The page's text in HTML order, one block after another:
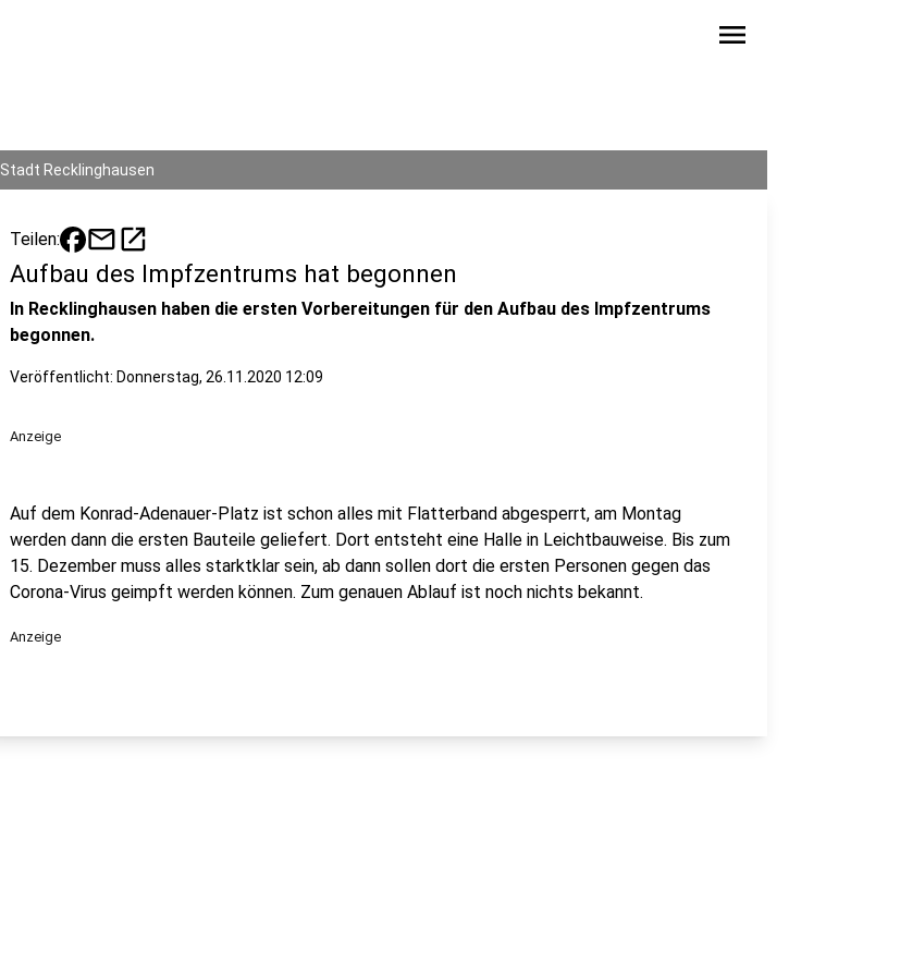
menu
Stadt Recklinghausen
Teilen: mailopen_in_new
Aufbau des Impfzentrums hat begonnen
In Recklinghausen haben die ersten Vorbereitungen für den Aufbau des Impfzentrums
begonnen.
Veröffentlicht: Donnerstag, 26.11.2020 12:09
Anzeige
Auf dem Konrad-Adenauer-Platz ist schon alles mit Flatterband abgesperrt, am Montag
werden dann die ersten Bauteile geliefert. Dort entsteht eine Halle in Leichtbauweise. Bis zum
15. Dezember muss alles starktklar sein, ab dann sollen dort die ersten Personen gegen das
Corona-Virus geimpft werden können. Zum genauen Ablauf ist noch nichts bekannt.
Anzeige